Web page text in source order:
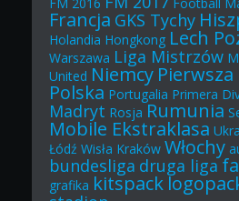
Francja GKS Tychy
Holandia Hongkong Lech
Warszawa Liga Mistrzów
United Niemcy Pierwsza
Polska Portugalia Primera
Madryt Rosja Rumunia
Mobile Ekstraklasa
Łódź Wisła Kraków Włochy
bundesliga druga liga
grafika kitspack